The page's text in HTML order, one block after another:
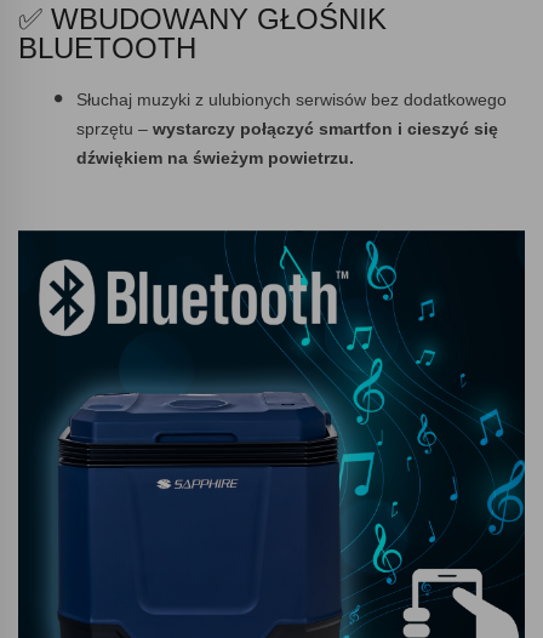
✅ WBUDOWANY GŁOŚNIK
BLUETOOTH
Słuchaj muzyki z ulubionych serwisów bez dodatkowego
sprzętu – wystarczy połączyć smartfon i cieszyć się
dźwiękiem na świeżym powietrzu.